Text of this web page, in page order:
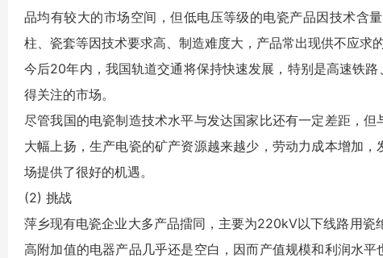
品均有较大的市场空间，但低电压等级的电瓷产品因技术含
柱、瓷套等因技术要求高、制造难度大，产品常出现供不应求的
今后20年内，我国轨道交通将保持快速发展，特别是高速铁
得关注的市场。
尽管我国的电瓷制造技术水平与发达国家比还有一定差距，
大幅上扬，生产电瓷的矿产资源越来越少，劳动力成本增加
场提供了很好的机遇。
(2) 挑战
萍乡现有电瓷企业大多产品擂同，主要为220kV以下线路用
高附加值的电器产品几乎还是空白，因而产值规模和利润水